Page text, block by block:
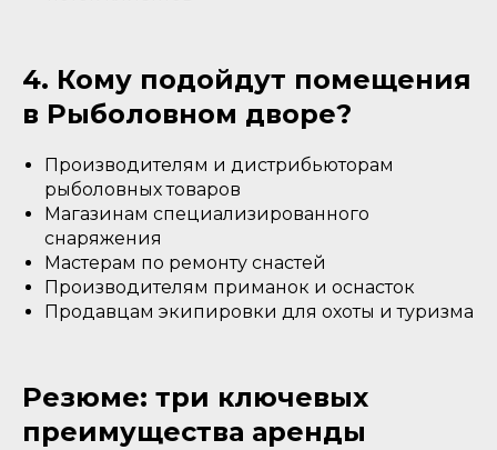
4. Кому подойдут помещения
в Рыболовном дворе?
Производителям и дистрибьюторам
рыболовных товаров
Магазинам специализированного
снаряжения
Мастерам по ремонту снастей
Производителям приманок и оснасток
Продавцам экипировки для охоты и туризма
Резюме: три ключевых
преимущества аренды